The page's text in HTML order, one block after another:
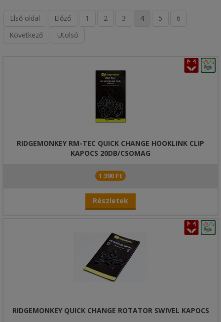
Első oldal Előző 1 2 3 4 5
6
Következő
Utolsó
RIDGEMONKEY RM-TEC QUICK CHANGE HOOKLINK CLIP
KAPOCS 20DB/CSOMAG
1 390 Ft
Részletek
RIDGEMONKEY QUICK CHANGE ROTATOR SWIVEL KAPOCS